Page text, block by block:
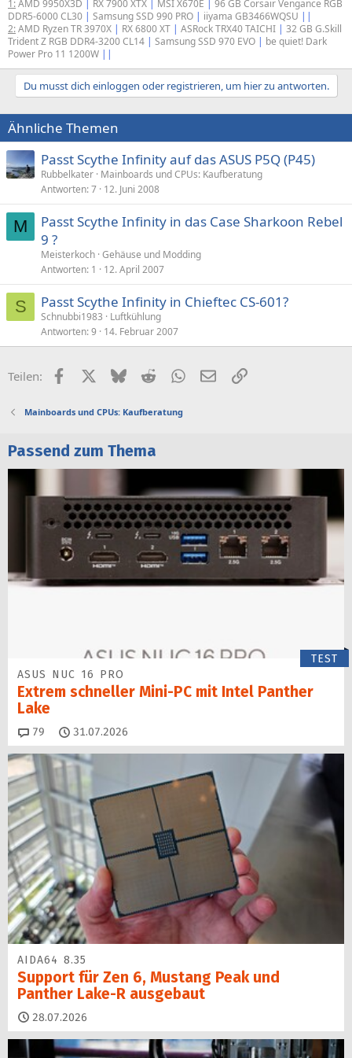
1:AMD 9950X3D RX 7900 XTX MSI X670E
96 GB Corsair Vengance RGB
DDR5-6000 CL30 | Samsung SSD 990 PRO | iiyama GB3466WQSU ||
2:AMD Ryzen TR 3970X | RX 6800 XT | ASRock TRX40 TAICHI | 32 GB G.Skill
Trident Z RGB DDR4-3200 CL14 | Samsung SSD 970 EVO | be quiet! Dark
Power Pro 11 1200W ||
Du musst dich einloggen oder registrieren, um hier zu antworten.
Ähnliche Themen
Passt Scythe Infinity auf das ASUS P5Q (P45)
Rubbelkater Mainboards und CPUs: Kaufberatung
Antworten 7 12. Juni 2008
M
Passt Scythe Infinity in das Case Sharkoon Rebel
9 ?
Meisterkoch Gehäuse und Modding
Antworten 1 12. April 2007
S Passt Scythe Infinity in Chieftec CS-601?
Schnubbi1983
Luftkühlung
Antworten 9 14. Februar 2007
Teilen: FacebookX (Twitter)
BlueskyRedditWhatsApp
E-MailLink
Mainboards und CPUs: Kaufberatung
Passend zum Thema
TEST
ASUS NUC 16 PRO
Extrem schneller Mini-PC mit Intel Panther
Lake
79 Kommentare
31.07.2026
AIDA64 8.35
Support für Zen 6, Mustang Peak und
Panther Lake-R ausgebaut
28.07.2026